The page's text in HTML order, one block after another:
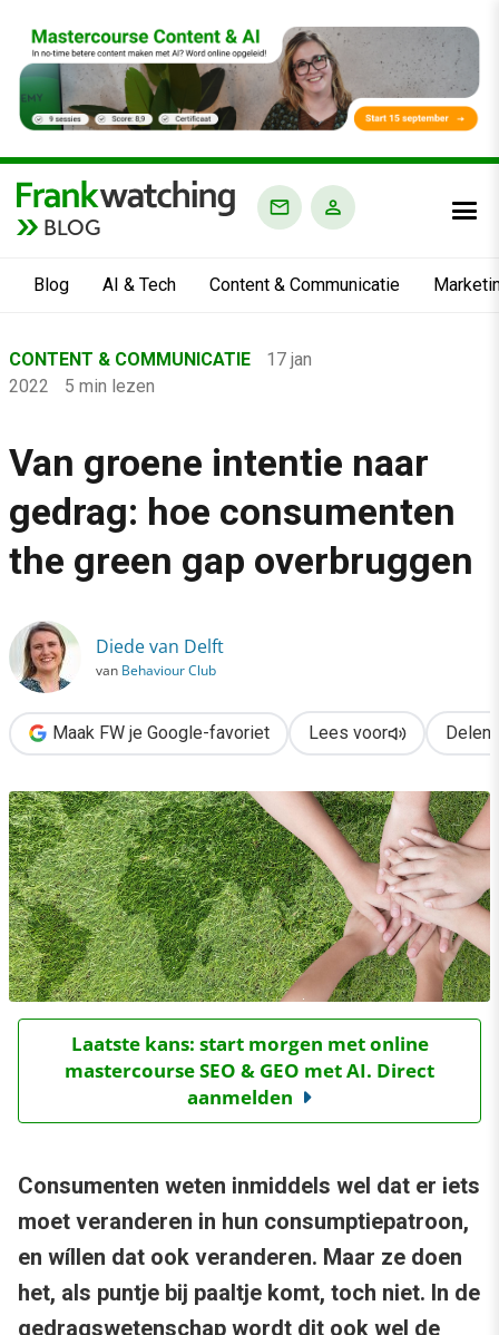
BLOG
Blog AI & Tech Content & Communicatie
›
Content & Communicatie
›
Van groene intentie naar gedrag: hoe consumenten the green
CONTENT & COMMUNICATIE
17 jan
2022
5 min lezen
Van groene intentie naar
gedrag: hoe consumenten
the green gap overbruggen
Diede van Delft
van Behaviour Club
Maak FW je Google-favoriet Lees voor Delen
Laatste kans: start morgen met online
mastercourse SEO & GEO met AI. Direct
aanmelden
Consumenten weten inmiddels wel dat er iets
moet veranderen in hun consumptiepatroon,
en wíllen dat ook veranderen. Maar ze doen
het, als puntje bij paaltje komt, toch niet. In de
gedragswetenschap wordt dit ook wel de